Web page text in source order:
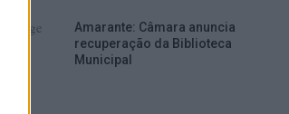
Amarante: Câmara anuncia
recuperação da Biblioteca
Municipal